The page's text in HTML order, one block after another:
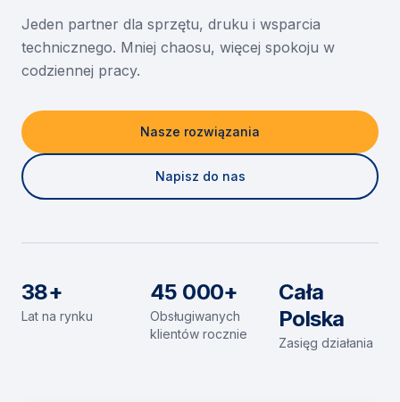
O nas
Kontakt
Jeden partner dla sprzętu, druku i wsparcia
technicznego. Mniej chaosu, więcej spokoju w
codziennej pracy.
Nasze rozwiązania
Napisz do nas
38+
Lat na rynku
45 000+
Obsługiwanych
klientów rocznie
Cała
Polska
Zasięg działania